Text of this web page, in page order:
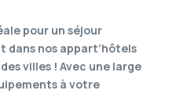
pour un séjour
nos appart’hôtels
villes ! Avec une large
à votre